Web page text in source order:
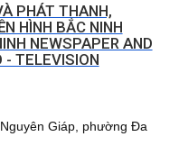
PHÁT THANH,
HÌNH BẮC NINH
NEWSPAPER AND
- TELEVISION
Giáp, phường Đa